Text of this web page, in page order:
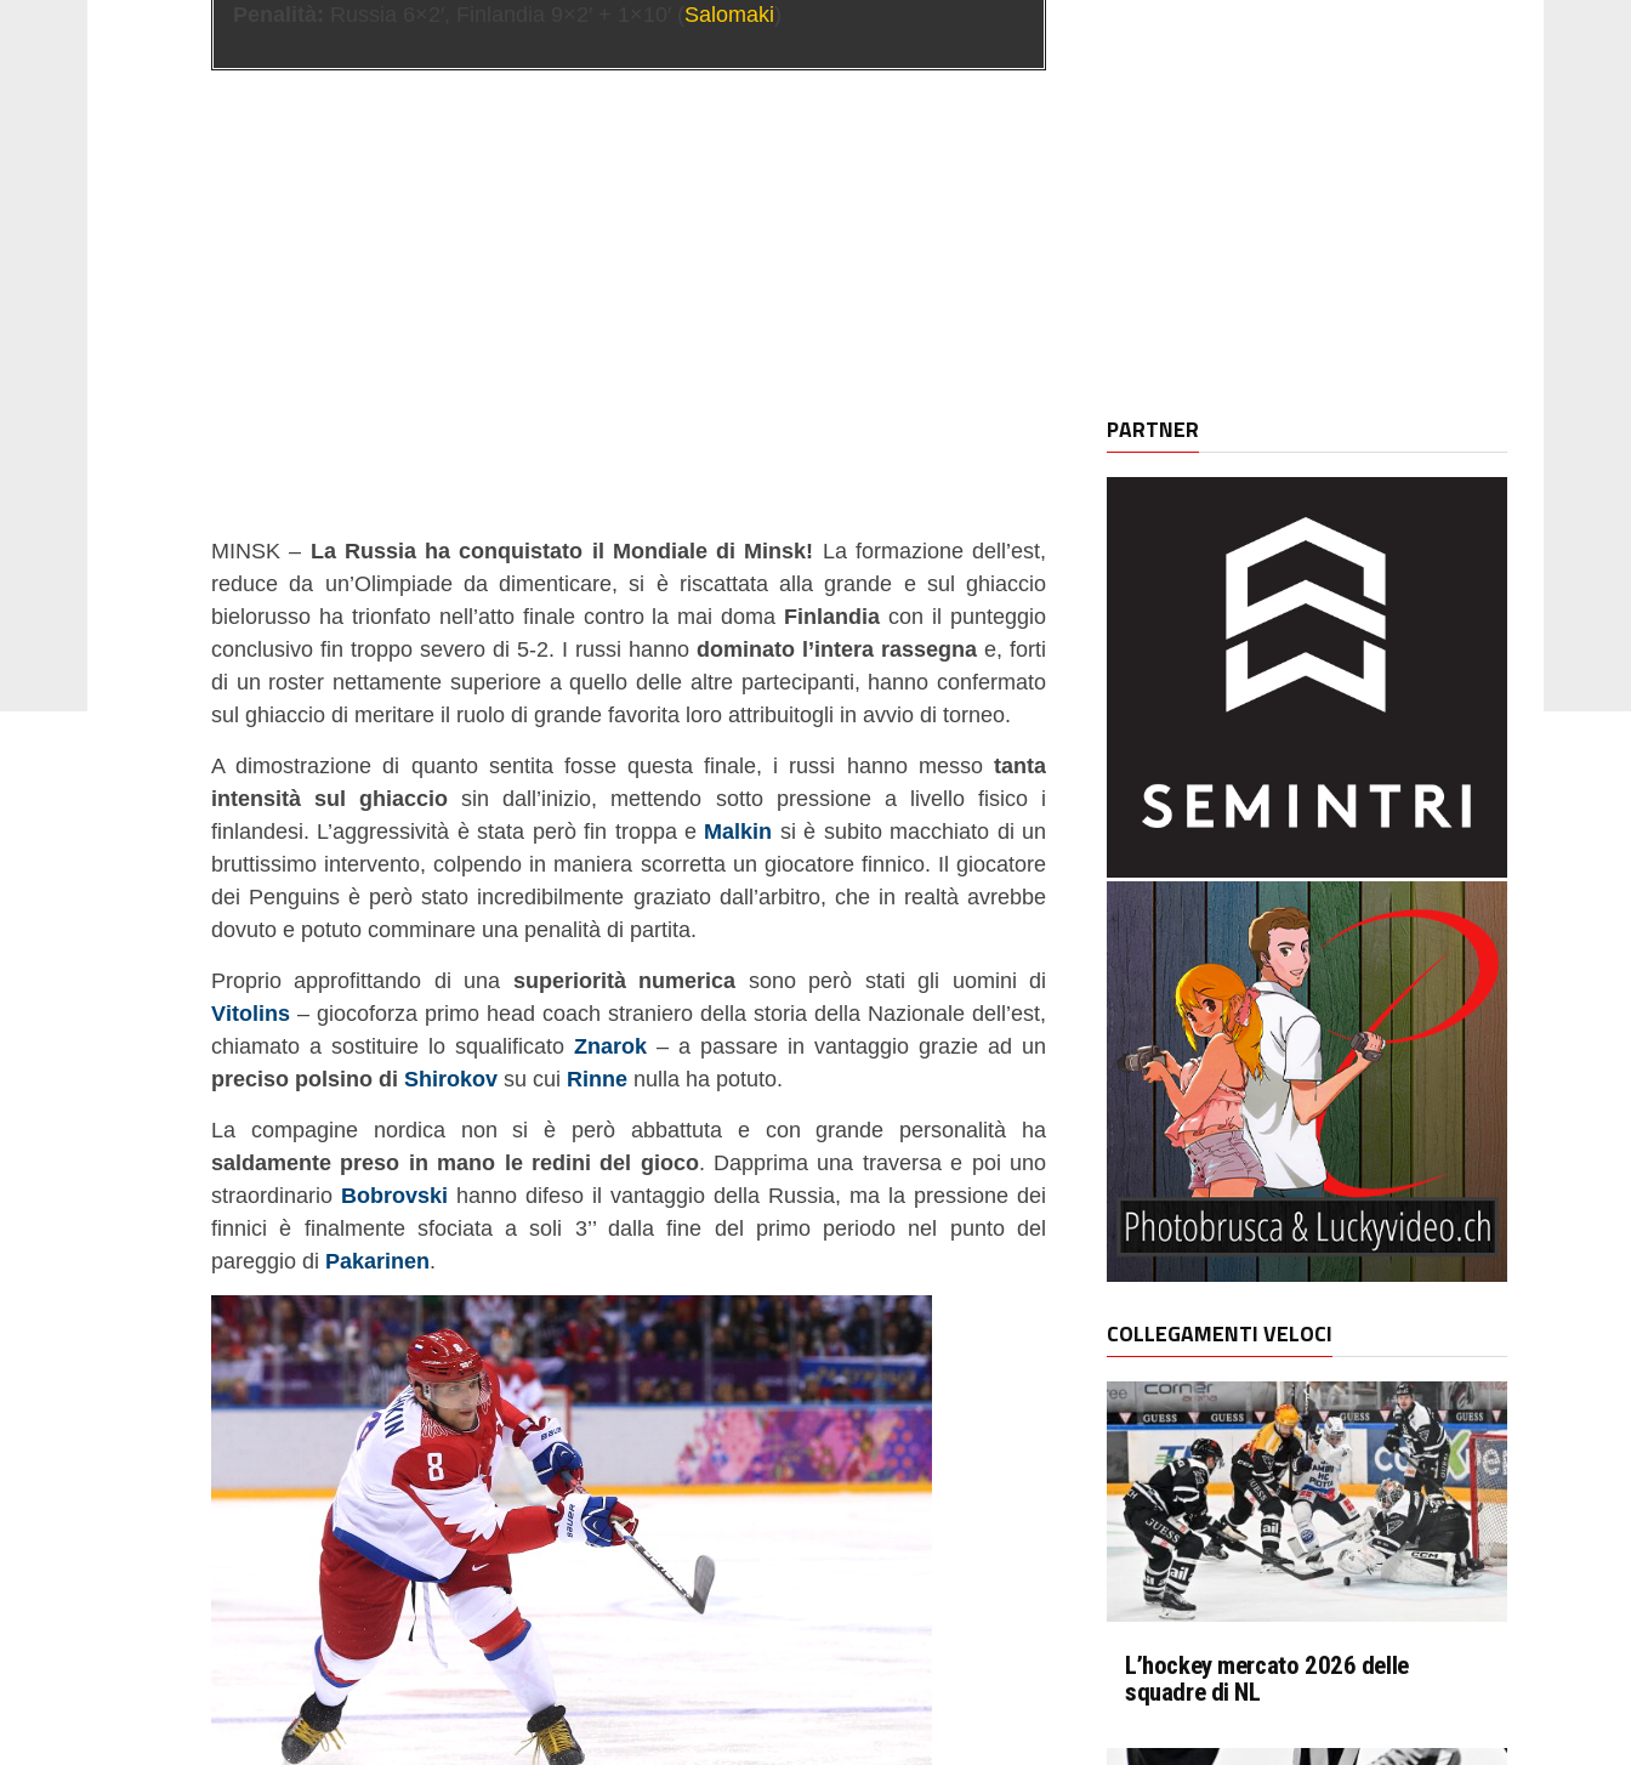
Salomaki
MINSK – La Russia ha conquistato il Mondiale di Minsk! La formazione dell’est,
reduce da un’Olimpiade da dimenticare, si è riscattata alla grande e sul ghiaccio
bielorusso ha trionfato nell’atto finale contro la mai doma Finlandia con il punteggio
conclusivo fin troppo severo di 5-2. I russi hanno dominato l’intera rassegna e, forti
di un roster nettamente superiore a quello delle altre partecipanti, hanno confermato
sul ghiaccio di meritare il ruolo di grande favorita loro attribuitogli in avvio di torneo.
A dimostrazione di quanto sentita fosse questa finale, i russi hanno messo tanta
intensità sul ghiaccio sin dall’inizio, mettendo sotto pressione a livello fisico i
finlandesi. L’aggressività è stata però fin troppa e Malkin si è subito macchiato di un
bruttissimo intervento, colpendo in maniera scorretta un giocatore finnico. Il giocatore
dei Penguins è però stato incredibilmente graziato dall’arbitro, che in realtà avrebbe
dovuto e potuto comminare una penalità di partita.
Proprio approfittando di una superiorità numerica sono però stati gli uomini di
Vitolins – giocoforza primo head coach straniero della storia della Nazionale dell’est,
chiamato a sostituire lo squalificato Znarok – a passare in vantaggio grazie ad un
preciso polsino di Shirokov su cui Rinne nulla ha potuto.
La compagine nordica non si è però abbattuta e con grande personalità ha
saldamente preso in mano le redini del gioco. Dapprima una traversa e poi uno
straordinario Bobrovski hanno difeso il vantaggio della Russia, ma la pressione dei
finnici è finalmente sfociata a soli 3’’ dalla fine del primo periodo nel punto del
pareggio di Pakarinen.
PARTNER
COLLEGAMENTI VELOCI
L’hockey mercato 2026 delle
squadre di NL